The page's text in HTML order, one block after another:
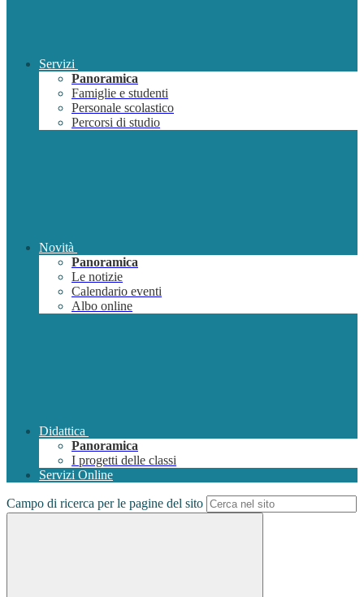
Servizi
Panoramica
Famiglie e studenti
Personale scolastico
Percorsi di studio
Novità
Panoramica
Le notizie
Calendario eventi
Albo online
Didattica
Panoramica
I progetti delle classi
Servizi Online
Campo di ricerca per le pagine del sito